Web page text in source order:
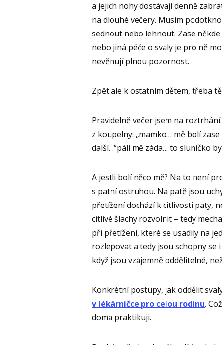
a jejich nohy dostávají denně
na dlouhé večery. Musím
sednout nebo lehnout. Zase
nebo jiná péče o svaly je pro ně
nevěnují plnou pozornost.
Zpět ale k ostatním dětem, třeba
Pravidelně večer jsem na
z koupelny: „mamko… mě bolí
další…“pálí mě záda… to sluníčko
A jestli bolí něco mě? Na to není
s patní ostruhou. Na patě jsou
přetížení dochází k citlivosti paty,
citlivé šlachy rozvolnit – tedy
při přetížení, které se usadily na
rozlepovat a tedy jsou schopny
když jsou vzájemně oddělitelné,
Konkrétní postupy, jak oddělit
v lékárničce pro celou rodinu.
doma praktikuji.